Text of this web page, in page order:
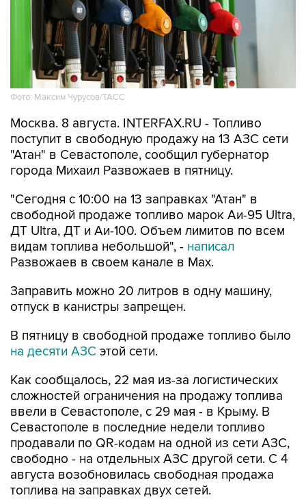
Фото: Максим Чурусов/ТАСС
Москва. 8 августа. INTERFAX.RU - Топливо
поступит в свободную продажу на 13 АЗС сети
"Атан" в Севастополе, сообщил губернатор
города Михаил Развожаев в пятницу.
"Сегодня с 10:00 на 13 заправках "Атан" в
свободной продаже топливо марок Аи-95 Ultra,
ДТ Ultra, ДТ и Аи-100. Объем лимитов по всем
видам топлива небольшой", - написал
Развожаев в своем канале в Max.
Заправить можно 20 литров в одну машину,
отпуск в канистры запрещен.
В пятницу в свободной продаже топливо было
на десяти АЗС этой сети.
Как сообщалось, 22 мая из-за логистических
сложностей ограничения на продажу топлива
ввели в Севастополе, с 29 мая - в Крыму. В
Севастополе в последние недели топливо
продавали по QR-кодам на одной из сети АЗС,
свободно - на отдельных АЗС другой сети. С 4
августа возобновилась свободная продажа
топлива на заправках двух сетей.